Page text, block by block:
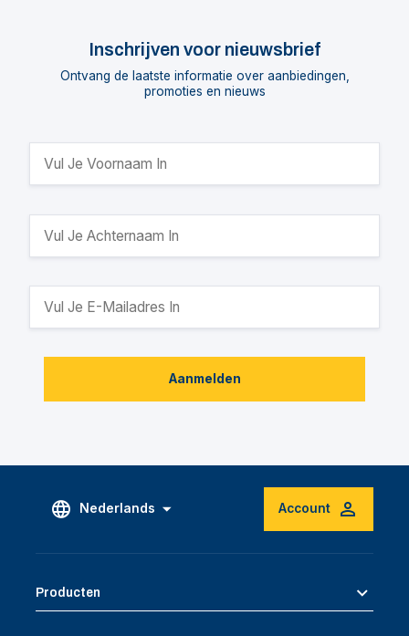
Inschrijven voor nieuwsbrief
Ontvang de laatste informatie over aanbiedingen,
promoties en nieuws
Aanmelden
Nederlands Account
Producten